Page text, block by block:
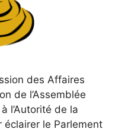
des Affaires
de l’Assemblée
l’Autorité de la
éclairer le Parlement